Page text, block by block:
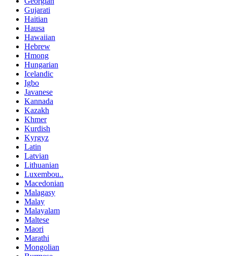
Gujarati
Haitian
Hausa
Hawaiian
Hebrew
Hmong
Hungarian
Icelandic
Igbo
Javanese
Kannada
Kazakh
Khmer
Kurdish
Kyrgyz
Latin
Latvian
Lithuanian
Luxembou..
Macedonian
Malagasy
Malay
Malayalam
Maltese
Maori
Marathi
Mongolian